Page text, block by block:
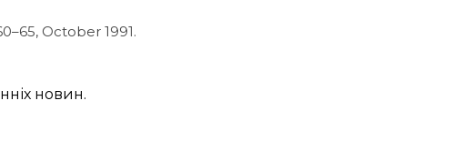
October 1991.
новин.